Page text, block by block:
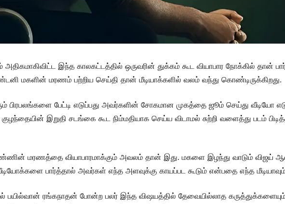
இந்த காலகட்டத்தில் ஒருவரின் துக்கம் கூட வியாபார நோக்கில் தான்
மகளின் மரணம் பற்றிய செய்தி தான் மீடியாக்களில் வலம் வந்து கொண்டிருக்கிறது.
பிரபலங்களை பேட்டி எடுப்பது அவர்களின் சோகமான முகத்தை ஜூம் செய்து வீடியோ
இறுதி சடங்கை கூட நிம்மதியாக செய்ய விடாமல் சுற்றி வளைத்து படம்
பெண்ணின் மரணத்தை வியாபாரமாக்கும் அவலம் தான் இது. மகளை இழந்து வாடும் விஜய்
பார்த்தால் அவர்கள் எந்த அளவுக்கு காயப்பட கூடும் என்பதை எந்த
ரங்கநாதன் போன்ற பலர் இந்த விஷயத்தில் தேவையில்லாத கருத்துக்களையும்